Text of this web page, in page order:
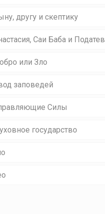
другу и скептику
Саи Баба и Податев
или Зло
заповедей
Силы
государство